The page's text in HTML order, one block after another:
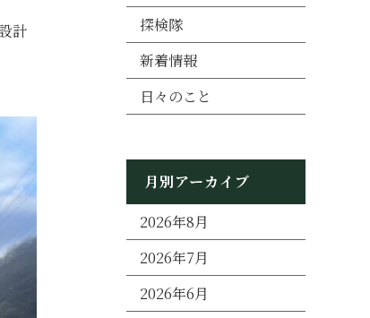
計
探検隊
新着情報
日々のこと
月別アーカイブ
2026年8月
2026年7月
2026年6月